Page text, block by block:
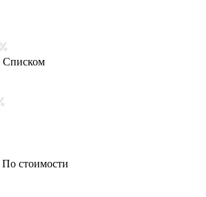
Списком
По стоимости